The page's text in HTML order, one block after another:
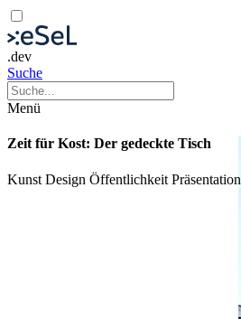
.dev
Suche
Menü
Zeit für Kost: Der gedeckte Tisch
Kunst Design Öffentlichkeit Präsentation